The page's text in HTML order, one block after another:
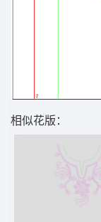
相似花版：